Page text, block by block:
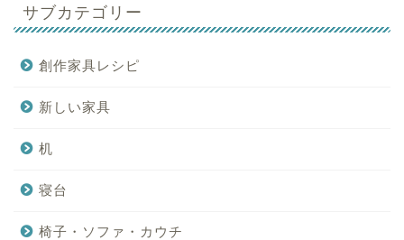
サブカテゴリー
創作家具レシピ
新しい家具
机
寝台
椅子・ソファ・カウチ